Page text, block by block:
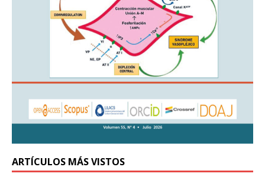
ARTÍCULOS MÁS VISTOS